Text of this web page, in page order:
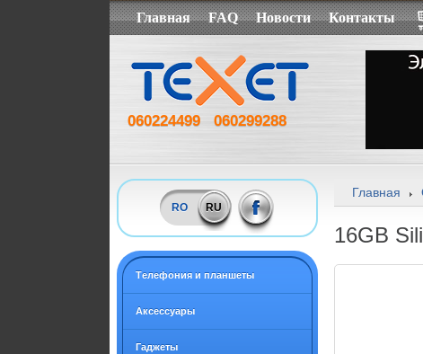
Главная FAQ Новости Контакты
060224499 060299288
RO RU
Tелефония и планшеты
Аксессуары
Гаджеты
Главная
16GB